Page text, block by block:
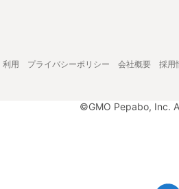
利用 プライバシーポリシー 会社概要 採用
©GMO Pepabo, Inc.